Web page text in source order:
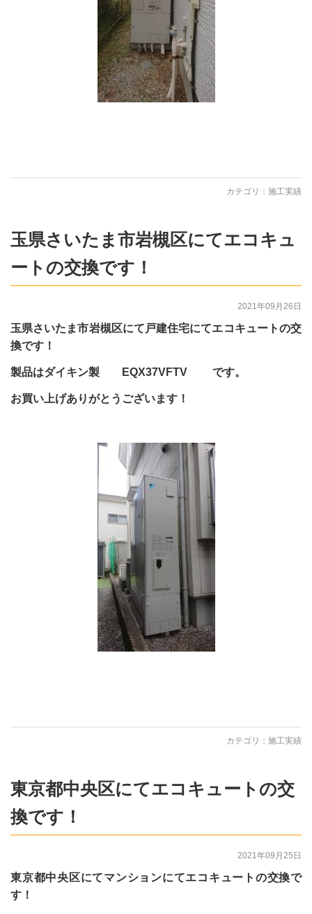
カテゴリ： 施工実績
玉県さいたま市岩槻区にてエコキュ
ートの交換です！
2021年09月26日
玉県さいたま市岩槻区にて戸建住宅にてエコキュートの交
換です！
製品はダイキン製 EQX37VFTV です。
お買い上げありがとうございます！
カテゴリ： 施工実績
東京都中央区にてエコキュートの交
換です！
2021年09月25日
東京都中央区にてマンションにてエコキュートの交換で
す！